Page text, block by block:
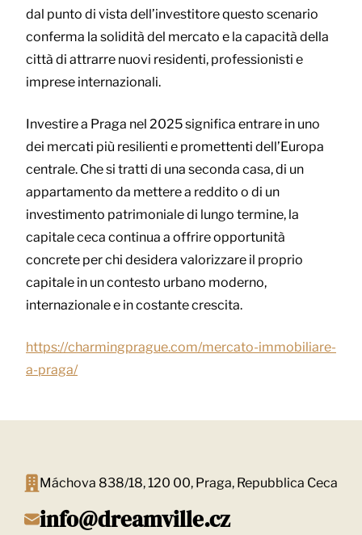
dal punto di vista dell’investitore questo scenario
conferma la solidità del mercato e la capacità della
città di attrarre nuovi residenti, professionisti e
imprese internazionali.
Investire a Praga nel 2025 significa entrare in uno
dei mercati più resilienti e promettenti dell’Europa
centrale. Che si tratti di una seconda casa, di un
appartamento da mettere a reddito o di un
investimento patrimoniale di lungo termine, la
capitale ceca continua a offrire opportunità
concrete per chi desidera valorizzare il proprio
capitale in un contesto urbano moderno,
internazionale e in costante crescita.
https://charmingprague.com/mercato-immobiliare-
a-praga/
Máchova 838/18, 120 00, Praga, Repubblica Ceca
info@dreamville.cz